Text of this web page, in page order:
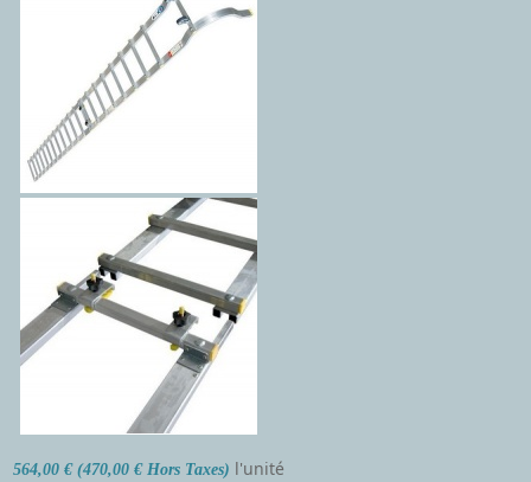
564,00 € (470,00 € Hors Taxes) l'unité